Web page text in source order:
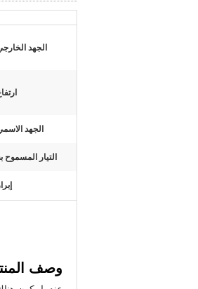
الجهد
الجهد
التيار المسموح
وصف